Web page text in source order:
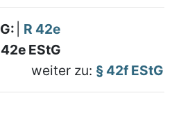
R 42e
EStG
weiter zu: § 42f EStG